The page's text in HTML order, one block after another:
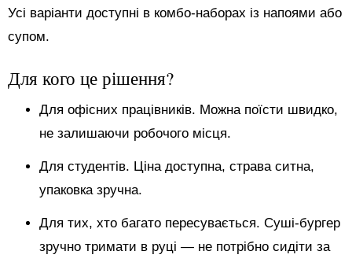
Усі варіанти доступні в комбо-наборах із напоями або
супом.
Для кого це рішення?
Для офісних працівників. Можна поїсти швидко,
не залишаючи робочого місця.
Для студентів. Ціна доступна, страва ситна,
упаковка зручна.
Для тих, хто багато пересувається. Суші-бургер
зручно тримати в руці — не потрібно сидіти за